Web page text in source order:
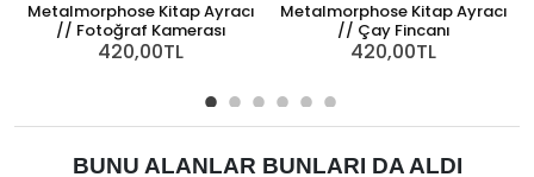
Metalmorphose Kitap Ayracı
// Fotoğraf Kamerası
420,00TL
Metalmorphose Kitap Ayracı
// Çay Fincanı
420,00TL
BUNU ALANLAR BUNLARI DA ALDI